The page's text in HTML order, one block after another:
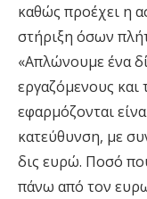
καθώς προέχει η
στήριξη όσων
«Απλώνουμε ένα
εργαζόμενους και
εφαρμόζονται
κατεύθυνση, με
δις ευρώ. Ποσό
πάνω από τον